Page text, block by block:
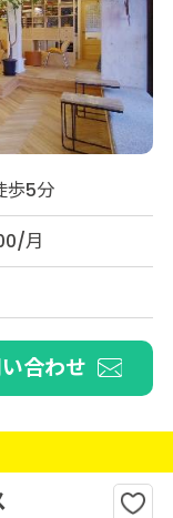
歩5分
月
合わせ